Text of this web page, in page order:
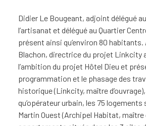
Didier Le Bougeant, adjoint délégué
l’artisanat et délégué au Quartier
présent ainsi qu’environ 80 habitants.
Blachon, directrice du projet Linkcity
l’ambition du projet Hôtel Dieu et
programmation et le phasage des
historique (Linkcity, maître
qu’opérateur urbain, les 75 logements
Martin Ouest (Archipel Habitat, maître